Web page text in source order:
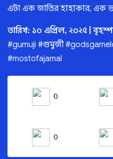
এটা এক জাতির হাহাকার, এক
তারিখ: ১০ এপ্রিল, ২০২৫ |
#gumuji #গুমুজী
#mostofajamal
0
0